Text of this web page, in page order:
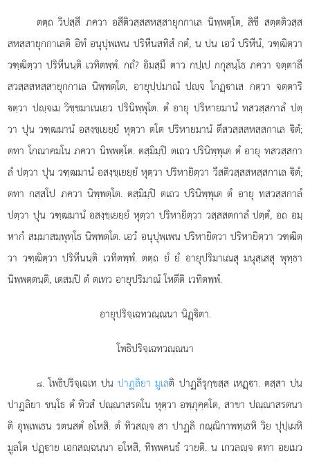
ตตฺถ วิปสฺสี ภควา อสีติวสฺสสหสฺสายุกกาเล นิพฺพตฺโต, สิขี สตฺตติวสฺส
สหสฺสายุกกาเลติ อิทํ อนุปุพฺเพน ปริหีนสทิสํ กตํ, น ปน เอวํ ปริหีนํ, วฑฺฒิตฺวา
วฑฺฒิตฺวา ปริหีนนฺติ เวทิตพฺพํ. กถํ? อิมสฺมึ ตาว กปฺเป กกุสนฺโธ ภควา จตฺตาลี
สวสฺสสหสฺสายุกกาเล นิพฺพตฺโต, อายุปฺปมาณํ ปฺจ โกฏฺาเส กตฺวา จตฺตาริ
ตฺวา ปฺจเม วิชฺชมาเนเยว ปรินิพฺพุโต. ตํ อายุ ปริหายมานํ ทสวสฺสกาลํ ปตฺ
วา ปุน วฑฺฒมานํ อสงฺขฺเยยฺยํ หุตฺวา ตโต ปริหายมานํ ตึสวสฺสสหสฺสกาเล ิตํ;
ตทา โกณาคมโน ภควา นิพฺพตฺโต. ตสฺมิมฺปิ ตเถว ปรินิพฺพุเต ตํ อายุ ทสวสฺสกา
ลํ ปตฺวา ปุน วฑฺฒมานํ อสงฺขฺเยยฺยํ หุตฺวา ปริหายิตฺวา วีสติวสฺสสหสฺสกาเล ิตํ;
ตทา กสฺสโป ภควา นิพฺพตฺโต. ตสฺมิมฺปิ ตเถว ปรินิพฺพุเต ตํ อายุ ทสวสฺสกาลํ
ปตฺวา ปุน วฑฺฒมานํ อสงฺขฺเยยฺยํ หุตฺวา ปริหายิตฺวา วสฺสสตกาลํ ปตฺตํ, อถ อมฺ
หากํ สมฺมาสมฺพุทฺโธ นิพฺพตฺโต. เอวํ อนุปุพฺเพน ปริหายิตฺวา ปริหายิตฺวา วฑฺฒิตฺ
วา วฑฺฒิตฺวา ปริหีนนฺติ เวทิตพฺพํ. ตตฺถ ยํ ยํ อายุปริมาเณสุมนุสฺเสสุ พุทฺธา
นิพฺพตฺตนฺติ, เตสมฺปิ ตํ ตเทว อายุปริมาณํ โหตีติ เวทิตพฺพํ.
อายุปริจฺเฉทวณฺณนา นิฏฺิตา.
โพธิปริจฺเฉทวณฺณนา
๘. โพธิปริจฺเฉเทปนปาฏลิยา มูเลติ ปาฏลิรุกฺขสฺส เหฏฺา. ตสฺสา ปน
ปาฏลิยา ขนฺโธ ตํ ทิวสํ ปณฺณาสรตโน หุตฺวา อพฺภุคฺคโต, สาขา ปณฺณาสรตนา
ติ อุพฺเพเธน รตนสตํ อโหสิ. ตํ ทิวสฺจ สา ปาฏลิ กณฺณิกาพทฺเธหิ วิย ปุปฺเผหิ
มูลโต ปฏฺาย เอกสฺฉนฺนา อโหสิ, ทิพฺพคนฺธํ วายติ. น เกวลฺจ ตทา อยเมว